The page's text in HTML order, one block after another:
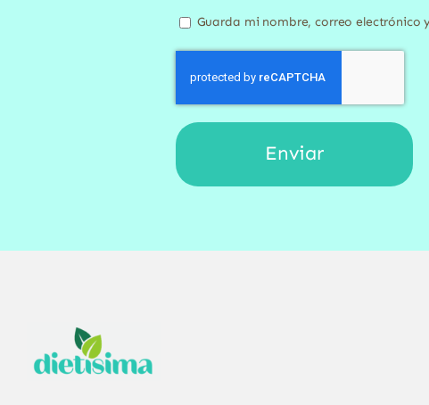
Guarda mi nombre, correo electrónico